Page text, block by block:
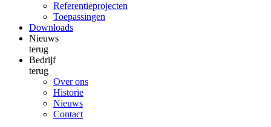
Referentieprojecten
Toepassingen
Downloads
Nieuws
terug
Bedrijf
terug
Over ons
Historie
Nieuws
Contact